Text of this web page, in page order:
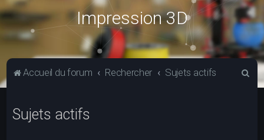
Impression 3D
Accueil du forum Rechercher Sujets actifs
Sujets actifs